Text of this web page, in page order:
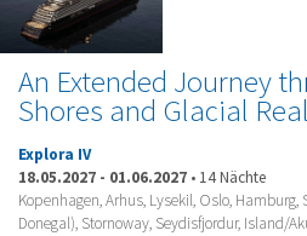
An Extended Journey
Shores and Glacial
Explora IV
18.05.2027 - 01.06.2027 • 14 Nächte
Kopenhagen, Arhus, Lysekil, Oslo,
Donegal), Stornoway, Seydisfjordur, Island/